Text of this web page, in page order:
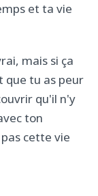
et ta vie
mais si ça
que tu as peur
qu'il n'y
ton
cette vie